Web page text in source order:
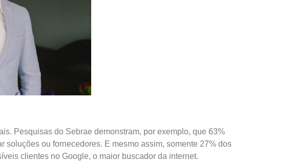
Pesquisas do Sebrae demonstram, por exemplo, que 63%
ou fornecedores. E mesmo assim, somente 27% dos
clientes no Google, o maior buscador da internet.